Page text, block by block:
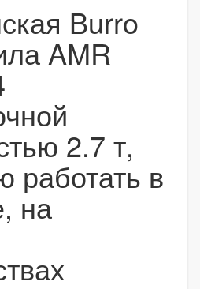
Burro
AMR
2.7 т,
работать в
на